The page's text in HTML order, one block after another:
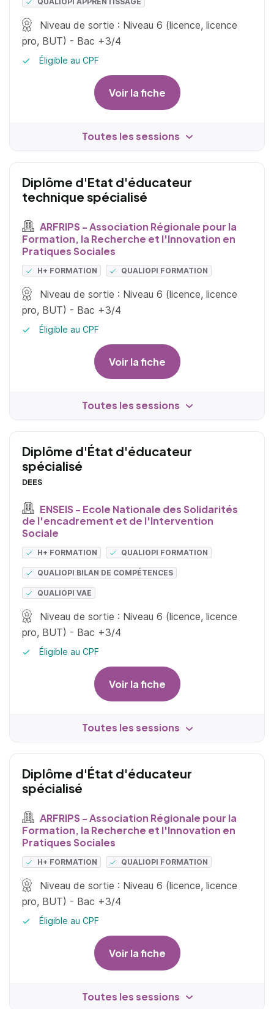
Niveau de sortie : Niveau 6 (licence, licence
pro, BUT) - Bac +3/4
Éligible au CPF
Voir la fiche
Toutes les sessions
Diplôme d'Etat d'éducateur
technique spécialisé
ARFRIPS - Association Régionale pour la
Formation, la Recherche et l'Innovation en
Pratiques Sociales
H+ FORMATION QUALIOPI FORMATION
Niveau de sortie : Niveau 6 (licence, licence
pro, BUT) - Bac +3/4
Éligible au CPF
Voir la fiche
Toutes les sessions
Diplôme d'État d'éducateur
spécialisé
DEES
ENSEIS - Ecole Nationale des Solidarités
de l'encadrement et de l'Intervention
Sociale
H+ FORMATION QUALIOPI FORMATION
QUALIOPI BILAN DE COMPÉTENCES
QUALIOPI VAE
Niveau de sortie : Niveau 6 (licence, licence
pro, BUT) - Bac +3/4
Éligible au CPF
Voir la fiche
Toutes les sessions
Diplôme d'État d'éducateur
spécialisé
ARFRIPS - Association Régionale pour la
Formation, la Recherche et l'Innovation en
Pratiques Sociales
H+ FORMATION QUALIOPI FORMATION
Niveau de sortie : Niveau 6 (licence, licence
pro, BUT) - Bac +3/4
Éligible au CPF
Voir la fiche
Toutes les sessions